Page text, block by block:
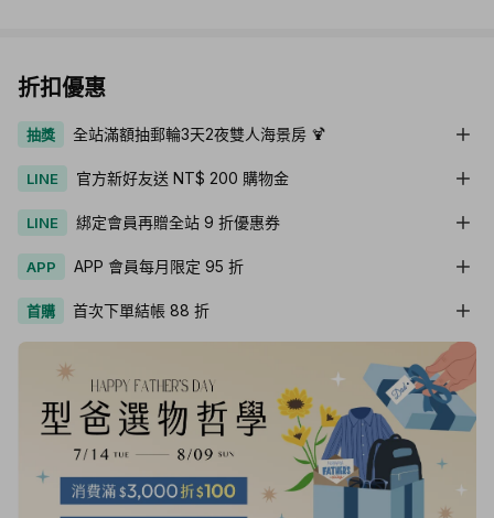
折扣優惠
抽獎 全站滿額抽郵輪3天2夜雙人海景房 🍹
LINE 官方新好友送 NT$ 200 購物金
LINE 綁定會員再贈全站 9 折優惠券
APP APP 會員每月限定 95 折
首購 首次下單結帳 88 折